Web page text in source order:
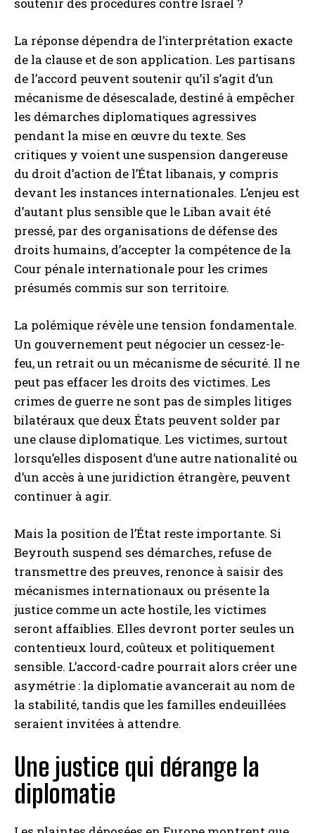
La réponse dépendra de l’interprétation exacte
de la clause et de son application. Les partisans
de l’accord peuvent soutenir qu’il s’agit d’un
mécanisme de désescalade, destiné à empêcher
les démarches diplomatiques agressives
pendant la mise en œuvre du texte. Ses
critiques y voient une suspension dangereuse
du droit d’action de l’État libanais, y compris
devant les instances internationales. L’enjeu est
d’autant plus sensible que le Liban avait été
pressé, par des organisations de défense des
droits humains, d’accepter la compétence de la
Cour pénale internationale pour les crimes
présumés commis sur son territoire.
La polémique révèle une tension fondamentale.
Un gouvernement peut négocier un cessez-le-
feu, un retrait ou un mécanisme de sécurité. Il ne
peut pas effacer les droits des victimes. Les
crimes de guerre ne sont pas de simples litiges
bilatéraux que deux États peuvent solder par
une clause diplomatique. Les victimes, surtout
lorsqu’elles disposent d’une autre nationalité ou
d’un accès à une juridiction étrangère, peuvent
continuer à agir.
Mais la position de l’État reste importante. Si
Beyrouth suspend ses démarches, refuse de
transmettre des preuves, renonce à saisir des
mécanismes internationaux ou présente la
justice comme un acte hostile, les victimes
seront affaiblies. Elles devront porter seules un
contentieux lourd, coûteux et politiquement
sensible. L’accord-cadre pourrait alors créer une
asymétrie : la diplomatie avancerait au nom de
la stabilité, tandis que les familles endeuillées
seraient invitées à attendre.
Une justice qui dérange la
diplomatie